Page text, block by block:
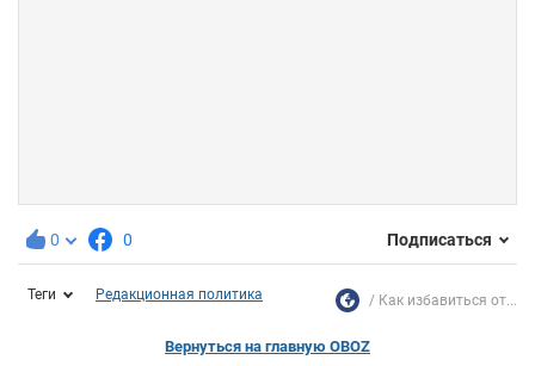
0 0 Подписаться
Теги Редакционная политика Как избавиться от...
Вернуться на главную OBOZ